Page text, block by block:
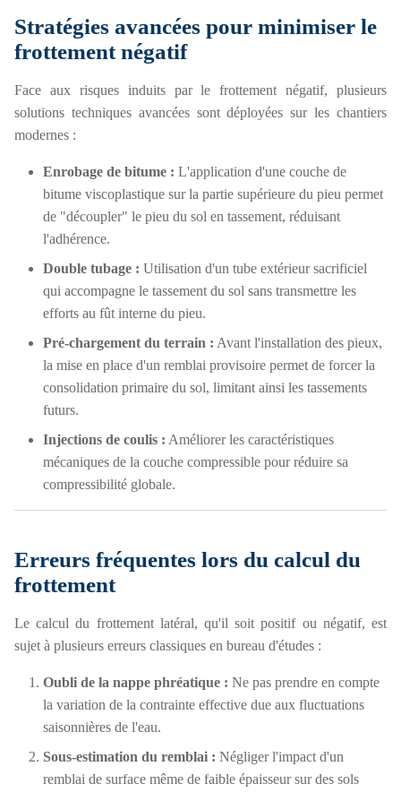
Stratégies avancées pour minimiser le
frottement négatif
Face aux risques induits par le frottement négatif, plusieurs
solutions techniques avancées sont déployées sur les chantiers
modernes :
Enrobage de bitume : L'application d'une couche de
bitume viscoplastique sur la partie supérieure du pieu permet
de "découpler" le pieu du sol en tassement, réduisant
l'adhérence.
Double tubage : Utilisation d'un tube extérieur sacrificiel
qui accompagne le tassement du sol sans transmettre les
efforts au fût interne du pieu.
Pré-chargement du terrain : Avant l'installation des pieux,
la mise en place d'un remblai provisoire permet de forcer la
consolidation primaire du sol, limitant ainsi les tassements
futurs.
Injections de coulis : Améliorer les caractéristiques
mécaniques de la couche compressible pour réduire sa
compressibilité globale.
Erreurs fréquentes lors du calcul du
frottement
Le calcul du frottement latéral, qu'il soit positif ou négatif, est
sujet à plusieurs erreurs classiques en bureau d'études :
Oubli de la nappe phréatique : Ne pas prendre en compte
la variation de la contrainte effective due aux fluctuations
saisonnières de l'eau.
Sous-estimation du remblai : Négliger l'impact d'un
remblai de surface même de faible épaisseur sur des sols